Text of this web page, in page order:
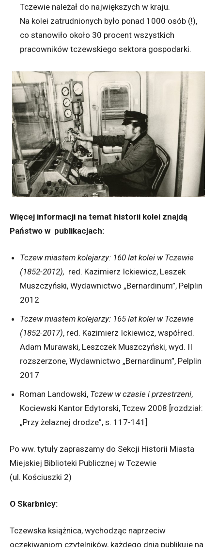
Tczewie należał do największych w kraju.
Na kolei zatrudnionych było ponad 1000 osób (!),
co stanowiło około 30 procent wszystkich
pracowników tczewskiego sektora gospodarki.
Więcej informacji na temat historii kolei znajdą
Państwo w publikacjach:
Tczew miastem kolejarzy: 160 lat kolei w Tczewie
(1852-2012), red. Kazimierz Ickiewicz, Leszek
Muszczyński, Wydawnictwo „Bernardinum”, Pelplin
2012
Tczew miastem kolejarzy: 165 lat kolei w Tczewie
(1852-2017), red. Kazimierz Ickiewicz, współred.
Adam Murawski, Leszczek Muszczyński, wyd. II
rozszerzone, Wydawnictwo „Bernardinum”, Pelplin
2017
Roman Landowski, Tczew w czasie i przestrzeni,
Kociewski Kantor Edytorski, Tczew 2008 [rozdział:
„Przy żelaznej drodze”, s. 117-141]
Po ww. tytuły zapraszamy do Sekcji Historii Miasta
Miejskiej Biblioteki Publicznej w Tczewie
(ul. Kościuszki 2)
O Skarbnicy:
Tczewska książnica, wychodząc naprzeciw
oczekiwaniom czytelników, każdego dnia publikuje na